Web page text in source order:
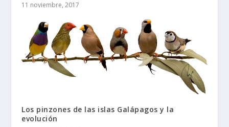
11 noviembre, 2017
Los pinzones de las islas Galápagos y la
evolución